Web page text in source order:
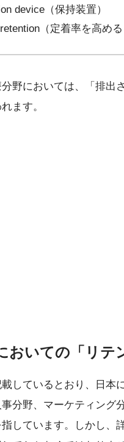
device（保持装置）
（定着率を高める
分野においては、「排出
ます。
おいての「リテ
しているとおり、日本
分野、マーケティング
指しています。しかし、